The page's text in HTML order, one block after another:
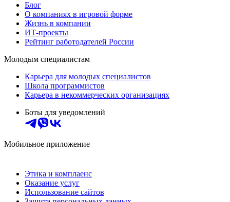
Блог
О компаниях в игровой форме
Жизнь в компании
ИТ-проекты
Рейтинг работодателей России
Молодым специалистам
Карьера для молодых специалистов
Школа программистов
Карьера в некоммерческих организациях
Боты для уведомлений
Мобильное приложение
Этика и комплаенс
Оказание услуг
Использование сайтов